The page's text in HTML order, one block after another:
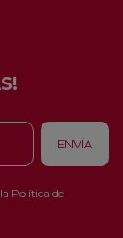
Política de